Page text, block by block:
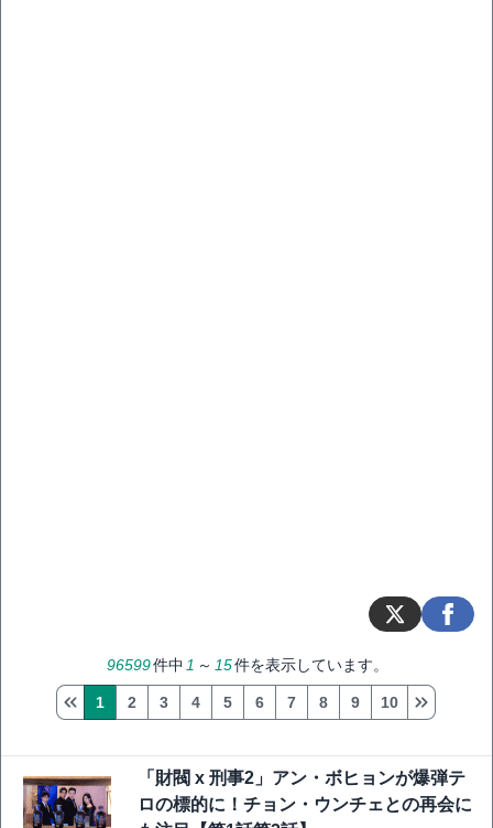
96599件中 1 ～ 15件を表示しています。
1 2 3 4 5 6 7 8 9 10
「財閥 x 刑事2」アン・ボヒョンが爆弾テ
ロの標的に！チョン・ウンチェとの再会に